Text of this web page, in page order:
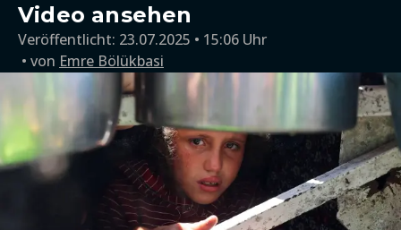
Video ansehen
Veröffentlicht: 23.07.2025 • 15:06 Uhr
von Emre Bölükbasi